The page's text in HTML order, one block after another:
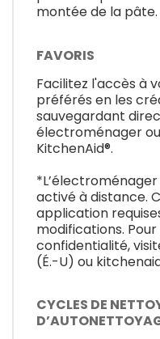
montée de la pâte.
FAVORIS
Facilitez l'accès à
préférés en les
sauvegardant
électroménager
KitchenAid®.
activé à distance.
application
modifications.
confidentialité,
(É.-U) ou
CYCLES DE